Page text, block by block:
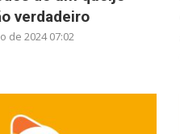
verdadeiro
de 2024 07:02